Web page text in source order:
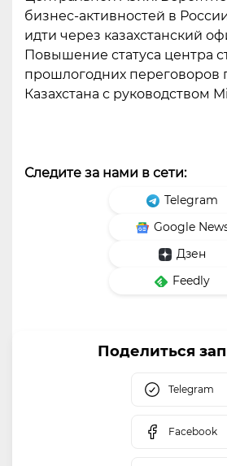
бизнес-активностей в
идти через казахстанский
Повышение статуса центра
прошлогодних переговоров
Казахстана с руководством
Следите за нами в сети:
Telegram
Google
Дзен
Feedly
Поделиться
Telegram
Facebook